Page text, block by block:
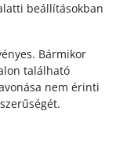
alatti beállításokban
Bármikor
található
nem érinti